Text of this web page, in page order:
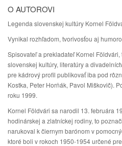
O AUTOROVI
Legenda slovenskej kultúry Kornel
Vynikal rozhľadom, tvorivosťou aj
Spisovateľ a prekladateľ Kornel
slovenskej kultúry, literatúry a
pre kádrový profil publikovať iba pod
Kostka, Peter Horňák, Pavol Miškovič).
roku 1999.
Kornel Földvári sa narodil 13. februára
hodinárskej a zlatníckej rodiny, to
narukoval k čiernym barónom v
ktoré boli v rokoch 1950-1954 určené